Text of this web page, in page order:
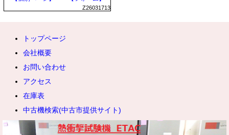
Z26031713
トップページ
会社概要
お問い合わせ
アクセス
在庫表
中古機検索(中古市提供サイト)